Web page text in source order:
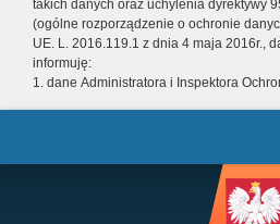
takich danych oraz uchylenia dyrektywy
(ogólne rozporządzenie o ochronie
UE. L. 2016.119.1 z dnia 4 maja 2016r.,
informuję:
1. dane Administratora i Inspektora